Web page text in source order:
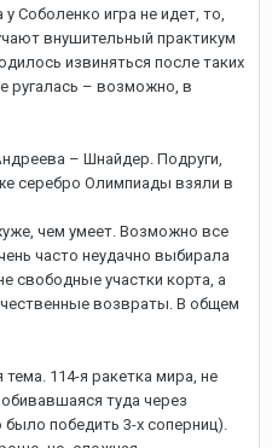
Соболенко игра не идет, то,
внушительный практикум
извиняться после таких
ругалась – возможно, в
– Шнайдер. Подруги,
серебро Олимпиады взяли в
чем умеет. Возможно все
часто неудачно выбирала
свободные участки корта, а
возвраты. В общем
114-я ракетка мира, не
туда через
победить 3-х соперниц).